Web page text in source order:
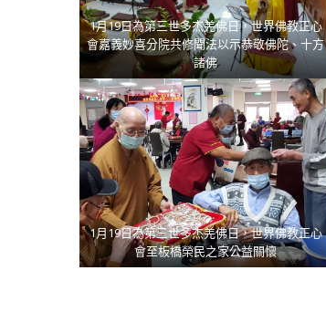
1月19日為第三世多杰羌佛日，世界佛教正心
會嘉義妙喜分院共修聞法以示恭敬佛陀、十方
諸佛
1月19日為第三世多杰羌佛日，世界佛教正心
會至板橋榮民之家公益關懷